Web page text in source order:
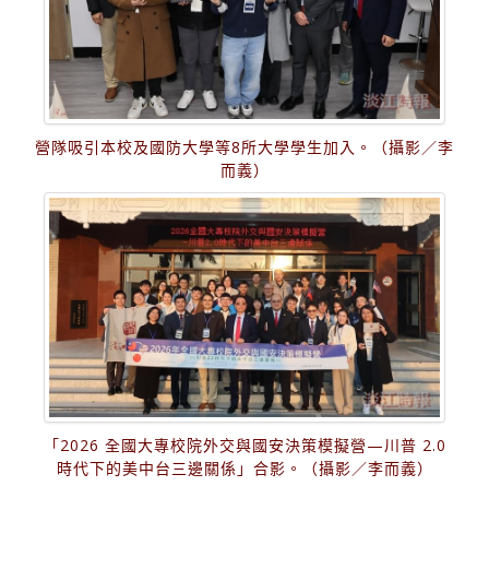
營隊吸引本校及國防大學等8所大學學生加入。（攝影／李
而義）
「2026 全國大專校院外交與國安決策模擬營—川普 2.0
時代下的美中台三邊關係」合影。（攝影／李而義）